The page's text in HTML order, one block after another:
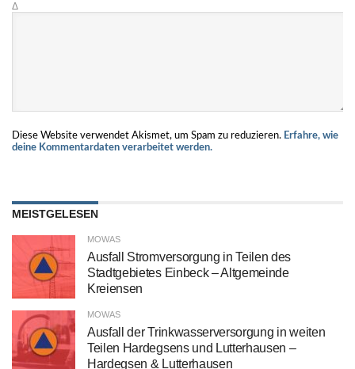
Δ
Diese Website verwendet Akismet, um Spam zu reduzieren. Erfahre, wie
deine Kommentardaten verarbeitet werden.
MEISTGELESEN
MOWAS
Ausfall Stromversorgung in Teilen des
Stadtgebietes Einbeck – Altgemeinde
Kreiensen
MOWAS
Ausfall der Trinkwasserversorgung in weiten
Teilen Hardegsens und Lutterhausen –
Hardegsen & Lutterhausen